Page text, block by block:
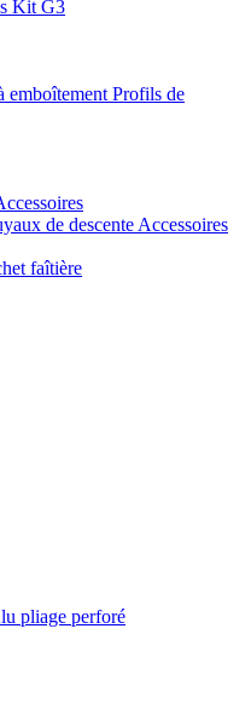
Kit G3
emboîtement Profils de
de descente Accessoires
faîtière
pliage perforé